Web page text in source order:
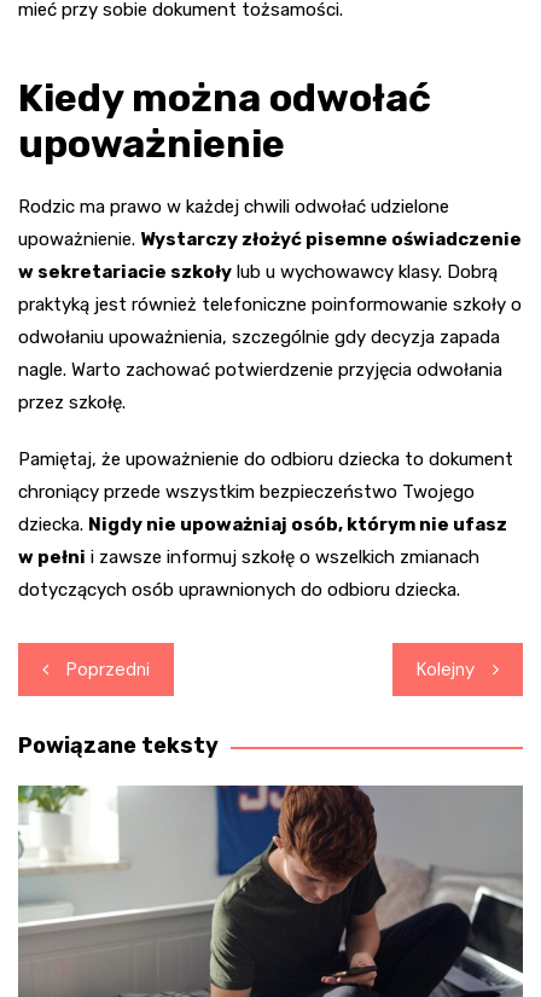
mieć przy sobie dokument tożsamości.
Kiedy można odwołać
upoważnienie
Rodzic ma prawo w każdej chwili odwołać udzielone
upoważnienie. Wystarczy złożyć pisemne oświadczenie
w sekretariacie szkoły lub u wychowawcy klasy. Dobrą
praktyką jest również telefoniczne poinformowanie szkoły o
odwołaniu upoważnienia, szczególnie gdy decyzja zapada
nagle. Warto zachować potwierdzenie przyjęcia odwołania
przez szkołę.
Pamiętaj, że upoważnienie do odbioru dziecka to dokument
chroniący przede wszystkim bezpieczeństwo Twojego
dziecka. Nigdy nie upoważniaj osób, którym nie ufasz
w pełni i zawsze informuj szkołę o wszelkich zmianach
dotyczących osób uprawnionych do odbioru dziecka.
Nawigacja
wpisu
Poprzedni Kolejny
Powiązane teksty